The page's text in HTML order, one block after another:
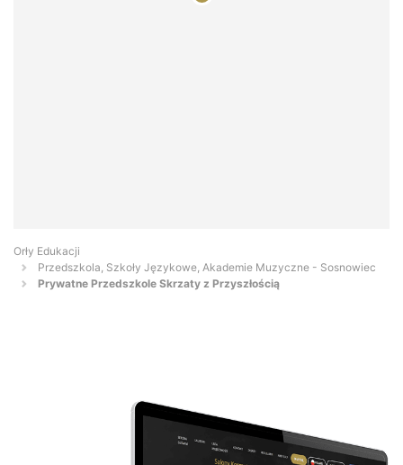
Orły Edukacji
Przedszkola, Szkoły Językowe, Akademie Muzyczne - Sosnowiec
Prywatne Przedszkole Skrzaty z Przyszłością